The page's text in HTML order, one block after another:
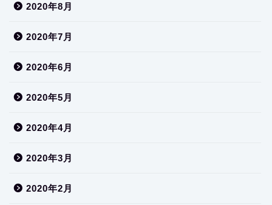
2020年8月
2020年7月
2020年6月
2020年5月
2020年4月
2020年3月
2020年2月